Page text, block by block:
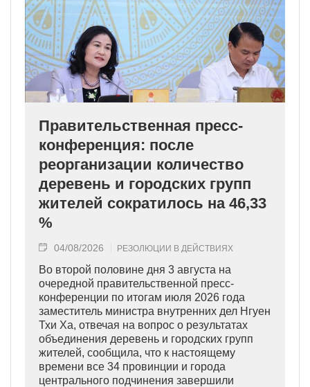
Правительственная пресс-
конференция: после
реорганизации количество
деревень и городских групп
жителей сократилось на 46,33
%
04/08/2026 РЕЗОЛЮЦИИ В ДЕЙСТВИЯХ
Во второй половине дня 3 августа на
очередной правительственной пресс-
конференции по итогам июля 2026 года
заместитель министра внутренних дел Нгуен
Тхи Ха, отвечая на вопрос о результатах
объединения деревень и городских групп
жителей, сообщила, что к настоящему
времени все 34 провинции и города
центрального подчинения завершили